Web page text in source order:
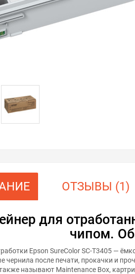
ОТЗЫВЫ (1)
для
чипом.
Epson SureColor SC-T3405 —
чернила после печати, прокачки и
называют Maintenance Box,